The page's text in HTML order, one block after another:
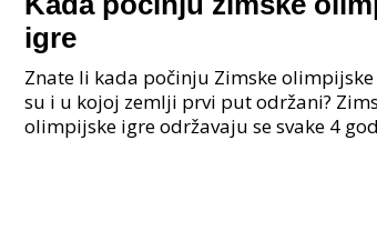
igre
Znate li kada počinju Zimske olimpijske
su i u kojoj zemlji prvi put održani?
olimpijske igre održavaju se svake 4